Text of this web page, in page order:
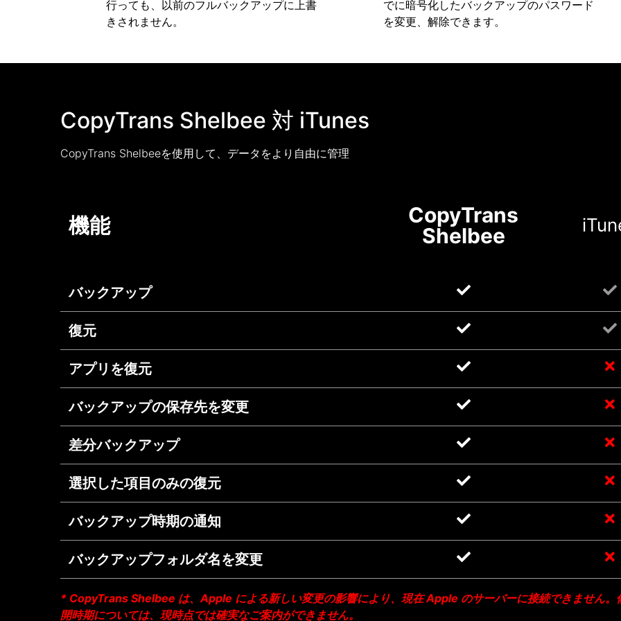
行っても、以前のフルバックアップに上書
きされません。
でに暗号化したバックアップのパスワード
を変更、解除できます。
CopyTrans Shelbee 対 iTunes
CopyTrans Shelbeeを使用して、データをより自由に管理
機能
CopyTrans
Shelbee
バックアップ
復元
アプリを復元
バックアップの保存先を変更
差分バックアップ
選択した項目のみの復元
バックアップ時期の通知
バックアップフォルダ名を変更
* CopyTrans Shelbee は、Apple による新しい変更の影響により、現在 Apple のサーバーに接続できません。
開時期については、現時点では確実なご案内ができません。